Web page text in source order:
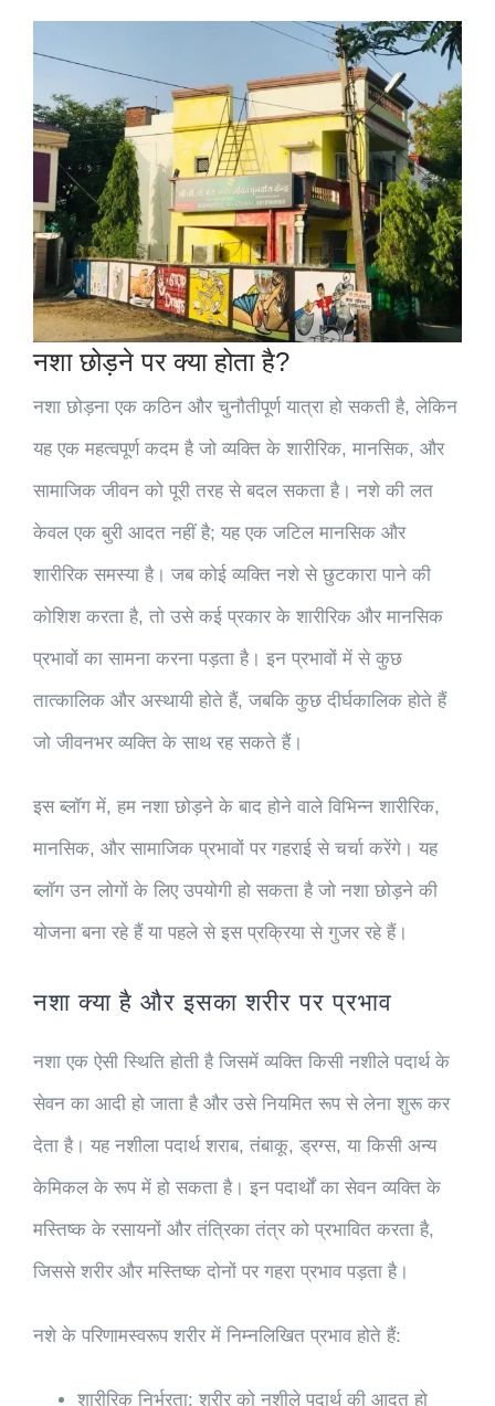
नशा छोड़ने पर क्या होता है?
नशा छोड़ना एक कठिन और चुनौतीपूर्ण यात्रा हो सकती है, लेकिन
यह एक महत्वपूर्ण कदम है जो व्यक्ति के शारीरिक, मानसिक, और
सामाजिक जीवन को पूरी तरह से बदल सकता है। नशे की लत
केवल एक बुरी आदत नहीं है; यह एक जटिल मानसिक और
शारीरिक समस्या है। जब कोई व्यक्ति नशे से छुटकारा पाने की
कोशिश करता है, तो उसे कई प्रकार के शारीरिक और मानसिक
प्रभावों का सामना करना पड़ता है। इन प्रभावों में से कुछ
तात्कालिक और अस्थायी होते हैं, जबकि कुछ दीर्घकालिक होते हैं
जो जीवनभर व्यक्ति के साथ रह सकते हैं।
इस ब्लॉग में, हम नशा छोड़ने के बाद होने वाले विभिन्न शारीरिक,
मानसिक, और सामाजिक प्रभावों पर गहराई से चर्चा करेंगे। यह
ब्लॉग उन लोगों के लिए उपयोगी हो सकता है जो नशा छोड़ने की
योजना बना रहे हैं या पहले से इस प्रक्रिया से गुजर रहे हैं।
नशा क्या है और इसका शरीर पर प्रभाव
नशा एक ऐसी स्थिति होती है जिसमें व्यक्ति किसी नशीले पदार्थ के
सेवन का आदी हो जाता है और उसे नियमित रूप से लेना शुरू कर
देता है। यह नशीला पदार्थ शराब, तंबाकू, ड्रग्स, या किसी अन्य
केमिकल के रूप में हो सकता है। इन पदार्थों का सेवन व्यक्ति के
मस्तिष्क के रसायनों और तंत्रिका तंत्र को प्रभावित करता है,
जिससे शरीर और मस्तिष्क दोनों पर गहरा प्रभाव पड़ता है।
नशे के परिणामस्वरूप शरीर में निम्नलिखित प्रभाव होते हैं:
शारीरिक निर्भरता: शरीर को नशीले पदार्थ की आदत हो